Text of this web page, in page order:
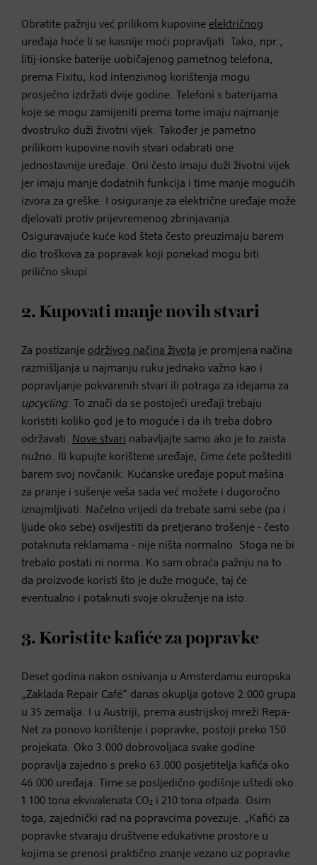
Obratite pažnju već prilikom kupovine električnog
uređaja hoće li se kasnije moći popravljati. Tako, npr.,
litij-ionske baterije uobičajenog pametnog telefona,
prema Fixitu, kod intenzivnog korištenja mogu
prosječno izdržati dvije godine. Telefoni s baterijama
koje se mogu zamijeniti prema tome imaju najmanje
dvostruko duži životni vijek. Također je pametno
prilikom kupovine novih stvari odabrati one
jednostavnije uređaje. Oni često imaju duži životni vijek
jer imaju manje dodatnih funkcija i time manje mogućih
izvora za greške. I osiguranje za električne uređaje može
djelovati protiv prijevremenog zbrinjavanja.
Osiguravajuće kuće kod šteta često preuzimaju barem
dio troškova za popravak koji ponekad mogu biti
prilično skupi.
2. Kupovati manje novih stvari
Za postizanje održivog načina života je promjena načina
razmišljanja u najmanju ruku jednako važno kao i
popravljanje pokvarenih stvari ili potraga za idejama za
upcycling. To znači da se postojeći uređaji trebaju
koristiti koliko god je to moguće i da ih treba dobro
održavati. Nove stvari nabavljajte samo ako je to zaista
nužno. Ili kupujte korištene uređaje, čime ćete poštediti
barem svoj novčanik. Kućanske uređaje poput mašina
za pranje i sušenje veša sada već možete i dugoročno
iznajmljivati. Načelno vrijedi da trebate sami sebe (pa i
ljude oko sebe) osvijestiti da pretjerano trošenje - često
potaknuta reklamama - nije ništa normalno. Stoga ne bi
trebalo postati ni norma. Ko sam obraća pažnju na to
da proizvode koristi što je duže moguće, taj će
eventualno i potaknuti svoje okruženje na isto.
3. Koristite kafiće za popravke
Deset godina nakon osnivanja u Amsterdamu europska
„Zaklada Repair Café“ danas okuplja gotovo 2.000 grupa
u 35 zemalja. I u Austriji, prema austrijskoj mreži Repa-
Net za ponovo korištenje i popravke, postoji preko 150
projekata. Oko 3.000 dobrovoljaca svake godine
popravlja zajedno s preko 63.000 posjetitelja kafića oko
46.000 uređaja. Time se posljedično godišnje uštedi oko
1.100 tona ekvivalenata CO₂ i 210 tona otpada. Osim
toga, zajednički rad na popravcima povezuje. „Kafići za
popravke stvaraju društvene edukativne prostore u
kojima se prenosi praktično znanje vezano uz popravke